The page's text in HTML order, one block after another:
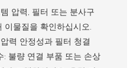
압력, 필터 또는 분사구
이물질을 확인하십시오.
력 안정성과 필터 청결
: 불량 연결 부품 또는 손상